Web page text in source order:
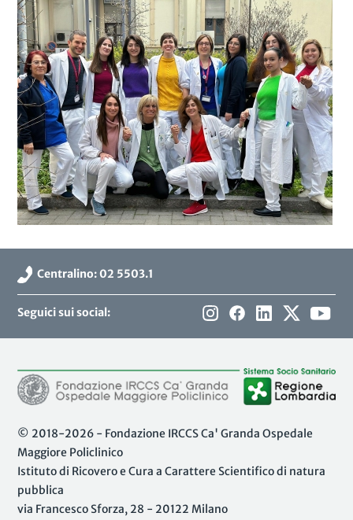
Centralino: 02 5503.1
Seguici sui social:
© 2018-2026 - Fondazione IRCCS Ca' Granda Ospedale
Maggiore Policlinico
Istituto di Ricovero e Cura a Carattere Scientifico di natura
pubblica
via Francesco Sforza, 28 - 20122 Milano